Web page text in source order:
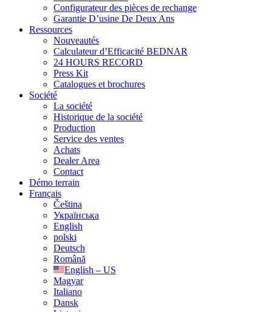
Configurateur des pièces de rechange
Garantie D’usine De Deux Ans
Ressources
Nouveautés
Calculateur d’Efficacité BEDNAR
24 HOURS RECORD
Press Kit
Catalogues et brochures
Société
La société
Historique de la société
Production
Service des ventes
Achats
Dealer Area
Contact
Démo terrain
Français
Čeština
Українська
English
polski
Deutsch
Română
English – US
Magyar
Italiano
Dansk